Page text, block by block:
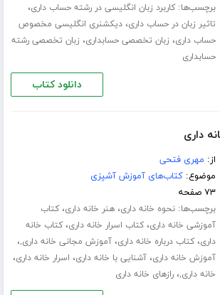
برچسب‌ها:کاربرد زبان انگلیسی در رشته حساب داری،
تاثیر زبان در حساب داری،دیکشنری انگلیسی مخصوص
حساب داری، زبان تخصصی حسابداری، زبان تخصصی رشته
حسابداری
دانلود کتاب
داری
از: مهری فتحی
موضوع:کتاب‌های آموزش آشپزی
۷۳ صفحه
برچسب‌ها:نحوه خانه داری،هنر خانه داری،کتاب
آموزشی خانه داری،کتاب اسرار خانه داری،کتاب خانه
داری،کتاب درباره خانه داری،آموزش مجانی خانه داری,،
آموزش خانه داری،آشنایی با خانه داری، اسرار خانه داری،
خانه داری,،رازهای خانه داری